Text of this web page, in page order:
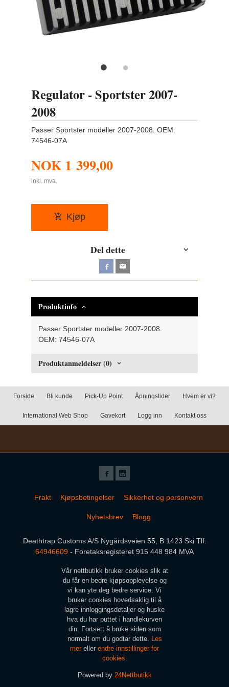
Regulator - Sportster 2007-
2008
Passer Sportster modeller 2007-2008. OEM:
74546-07A
NOK 1 399,00
inkl. mva.
Kjøp
Del dette
Produktinfo
Passer Sportster modeller 2007-2008.
OEM: 74546-07A
Produktanmeldelser (0)
Forside Bli kunde Pick-Up Point Åpningstider Hvem er vi?
International Web Shop Gavekort Logg inn Kontakt oss
Frakt Kjøpsbetingelser Sikkerhet og personvern
Nyhetsbrev Blogg
Deathtrap Customs A/S Nygårdsveien 55, B 1423 Ski Tlf.
64946609 - Foretaksregisteret 915 448 984 MVA
Vår nettbutikk bruker cookies slik at
du får en bedre kjøpsopplevelse og
vi kan yte deg bedre service. Vi
bruker cookies hovedsaklig til å
lagre innloggingsdetaljer og huske
hva du har puttet i handlekurven
din. Fortsett å bruke siden som
normalt om du godtar dette. Les
mer eller endre innstillinger for
cookies.
Powered by 24Nettbutikk